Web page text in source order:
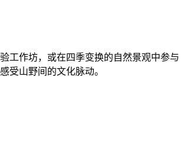
工作坊，或在四季变换的自然景观中参与
受山野间的文化脉动。